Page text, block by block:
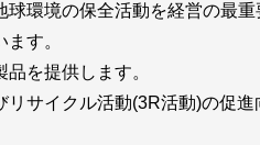
環境の保全活動を経営の最
す。
を提供します。
サイクル活動(3R活動)の促進